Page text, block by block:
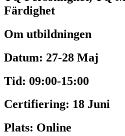
Färdighet
Om utbildningen
Datum: 27-28 Maj
Tid: 09:00-15:00
Certifiering: 18 Juni
Plats: Online